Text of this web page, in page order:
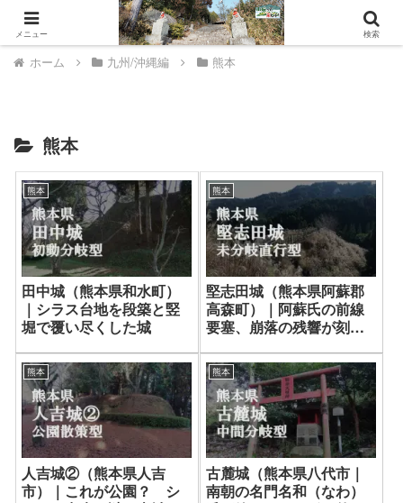
山城ウェルネスへようこそ。
ホーム 九州/沖縄編 熊本
熊本
熊本
田中城（熊本県和水町）
｜シラス台地を段築と竪
堀で覆い尽くした城
熊本
堅志田城（熊本県阿蘇郡
高森町）｜阿蘇氏の前線
要塞、崩落の残響が刻む
熊本
人吉城②（熊本県人吉
市）｜これが公園？ シ
熊本
古麓城（熊本県八代市｜
南朝の名門名和（なわ）
メニュー 検索